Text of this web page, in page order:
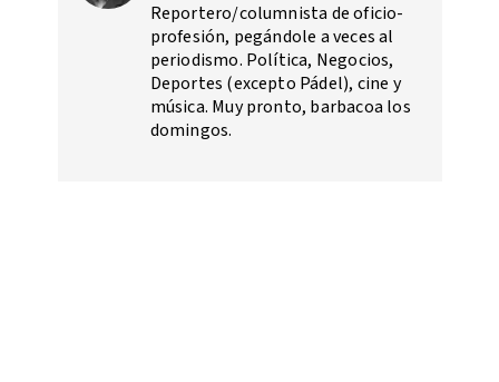
Reportero/columnista de oficio-
profesión, pegándole a veces al
periodismo. Política, Negocios,
Deportes (excepto Pádel), cine y
música. Muy pronto, barbacoa los
domingos.